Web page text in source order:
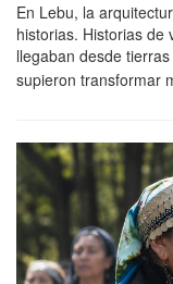
En Lebu, la
historias. Historias de
llegaban desde
supieron transformar